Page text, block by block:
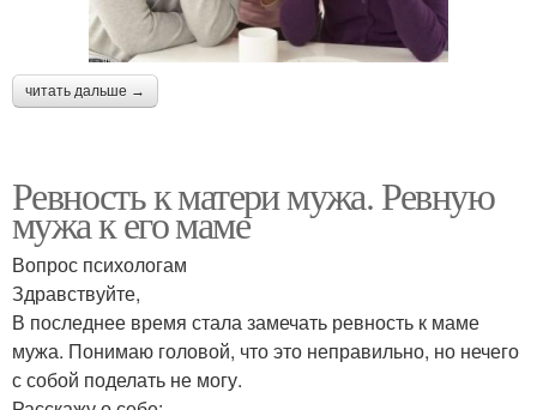
читать дальше →
Ревность к матери мужа. Ревную
мужа к его маме
Вопрос психологам
Здравствуйте,
В последнее время стала замечать ревность к маме
мужа. Понимаю головой, что это неправильно, но нечего
с собой поделать не могу.